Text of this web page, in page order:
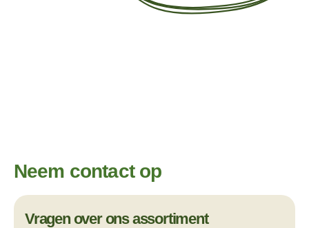
Neem contact op
Vragen over ons assortiment